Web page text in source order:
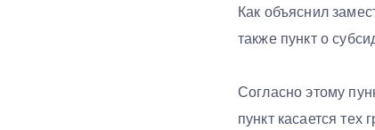
Как объяснил
также пункт о
Согласно этому
пункт касается